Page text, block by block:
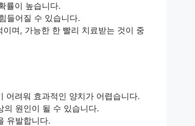
률이 높습니다.
들어질 수 있습니다.
며, 가능한 한 빨리 치료받는 것이 중
어려워 효과적인 양치가 어렵습니다.
의 원인이 될 수 있습니다.
유발합니다.